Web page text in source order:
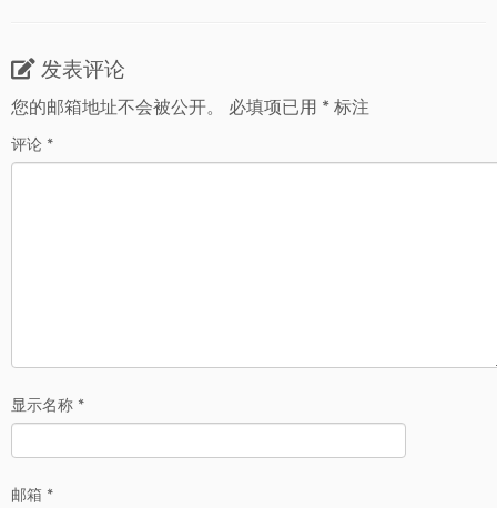
发表评论
您的邮箱地址不会被公开。
必填项已用 *标注
评论 *
显示名称 *
邮箱 *